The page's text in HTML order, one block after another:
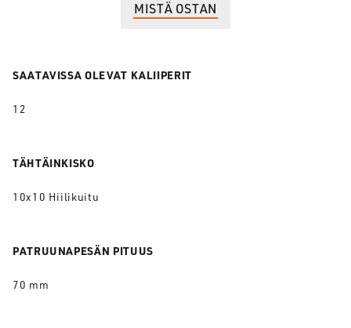
MISTÄ OSTAN
SAATAVISSA OLEVAT KALIIPERIT
12
TÄHTÄINKISKO
10x10 Hiilikuitu
PATRUUNAPESÄN PITUUS
70 mm